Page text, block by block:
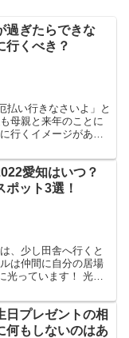
過ぎたらできな
行くべき？
払い行きなさいよ」と
母親と来年のことに
行くイメージがあり
愛知はいつ？
ポット3選！
、少し田舎へ行くと
は仲間に自分の居場
っています！ 光を
日プレゼントの相
何もしないのはあ